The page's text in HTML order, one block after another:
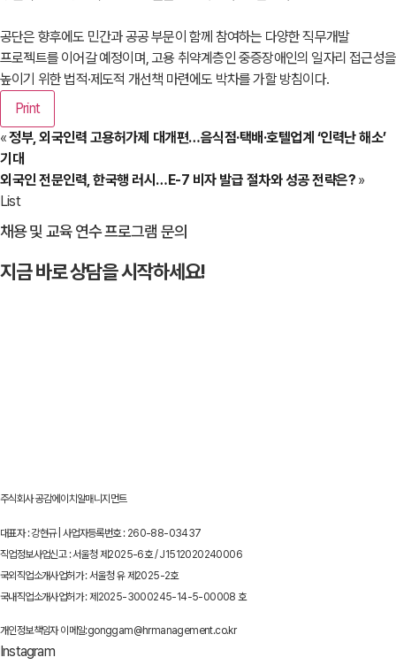
공단은 향후에도 민간과 공공 부문이 함께 참여하는 다양한 직무개발
프로젝트를 이어갈 예정이며, 고용 취약계층인 중증장애인의 일자리 접근성을
높이기 위한 법적·제도적 개선책 마련에도 박차를 가할 방침이다.
Print
«정부, 외국인력 고용허가제 대개편…음식점·택배·호텔업계 ‘인력난 해소’
기대
외국인 전문인력, 한국행 러시…E-7 비자 발급 절차와 성공 전략은? »
List
채용 및 교육 연수 프로그램 문의
지금 바로 상담을 시작하세요!
주식회사 공감에이치알매니지먼트
대표자 : 강현규 | 사업자등록번호 : 260-88-03437
직업정보사업신고 : 서울청 제2025-6호 / J1512020240006
국외직업소개사업허가 : 서울청 유 제2025-2호
국내직업소개사업허가 : 제2025-3000245-14-5-00008 호
개인정보책임자 이메일:gonggam@hrmanagement.co.kr
Instagram